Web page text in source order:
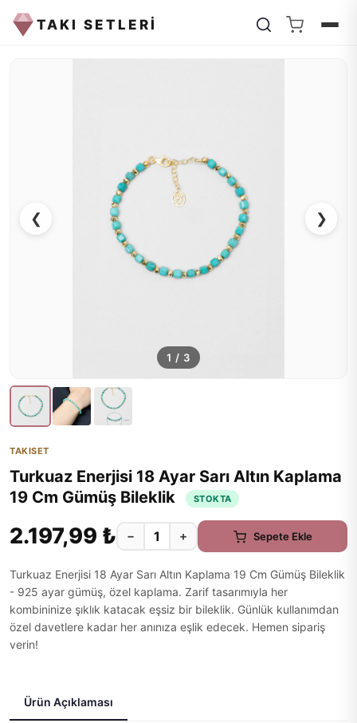
TAKI SETLERİ
❮ ❯
1 / 3
TAKISET
Turkuaz Enerjisi 18 Ayar Sarı Altın Kaplama
19 Cm Gümüş Bileklik
STOKTA
2.197,99 ₺ − + Sepete Ekle
Turkuaz Enerjisi 18 Ayar Sarı Altın Kaplama 19 Cm Gümüş Bileklik
- 925 ayar gümüş, özel kaplama. Zarif tasarımıyla her
kombininize şıklık katacak eşsiz bir bileklik. Günlük kullanımdan
özel davetlere kadar her anınıza eşlik edecek. Hemen sipariş
verin!
Ürün Açıklaması